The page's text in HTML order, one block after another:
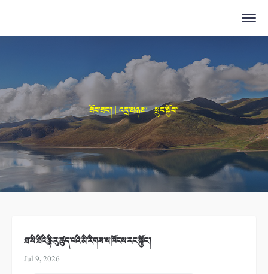
ཐོབ་ཐང་། | འདྲ་མཉམ། | སྲུང་སྐྱོབ་།
ཐ་སི་ཐིའི་རྙི་རུ་ཚུད་པའི་མི་རིགས་ས་ཁོངས་རང་སྐྱོང་།
Jul 9, 2026